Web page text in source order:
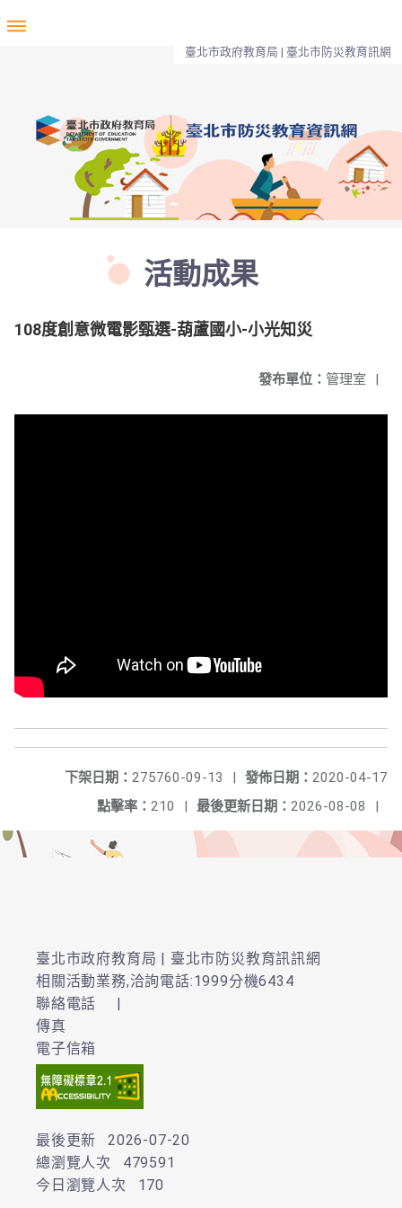
臺北市政府教育局 | 臺北市防災教育訊網
活動成果
108度創意微電影甄選-葫蘆國小-小光知災
發布單位： 管理室 |
發佈日期： 2020-04-17
下架日期： 275760-09-13
|
最後更新日期： 2026-08-08 |
點擊率： 210 |
臺北市政府教育局 | 臺北市防災教育訊訊網
相關活動業務,洽詢電話:1999分機6434
聯絡電話
|
傳真
電子信箱
最後更新
2026-07-20
總瀏覽人次
479591
今日瀏覽人次
170